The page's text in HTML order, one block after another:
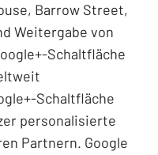
Barrow Street,
Weitergabe von
Schaltfläche
Schaltfläche
personalisierte
Partnern. Google